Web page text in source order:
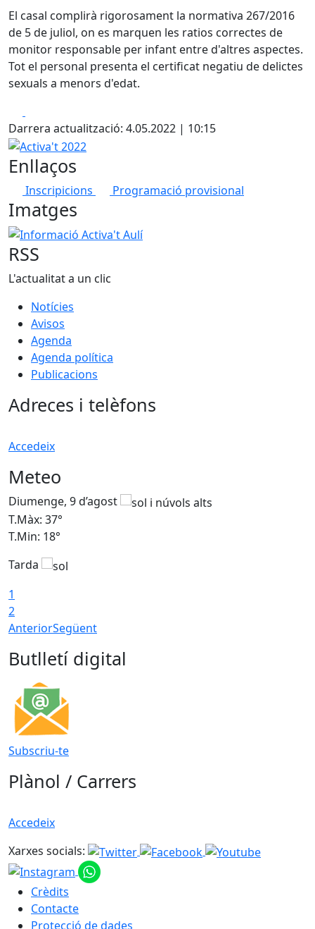
El casal complirà rigorosament la normativa 267/2016
de 5 de juliol, on es marquen les ratios correctes de
monitor responsable per infant entre d'altres aspectes.
Tot el personal presenta el certificat negatiu de delictes
sexuals a menors d'edat.
Darrera actualització: 4.05.2022 | 10:15
Activa't 2022
Enllaços
Inscripicions Programació provisional
Imatges
Informació Activa't Aulí
RSS
L'actualitat a un clic
Notícies
Avisos
Agenda
Agenda política
Publicacions
Adreces i telèfons
Accedeix
Meteo
Diumenge, 9 d’agost
T.Màx: 37°
T.Min: 18°
Tarda
1
2
AnteriorSegüent
Butlletí digital
Subscriu-te
Plànol / Carrers
Accedeix
Xarxes socials:
Crèdits
Contacte
Protecció de dades